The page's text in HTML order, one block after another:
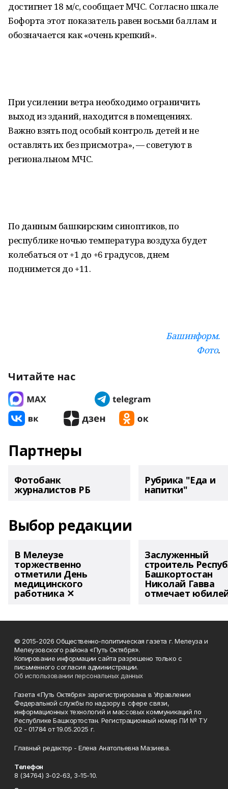
достигнет 18 м/с, сообщает МЧС. Согласно шкале
Бофорта этот показатель равен восьми баллам и
обозначается как «очень крепкий».
При усилении ветра необходимо ограничить
выход из зданий, находится в помещениях.
Важно взять под особый контроль детей и не
оставлять их без присмотра», — советуют в
региональном МЧС.
По данным башкирским синоптиков, по
республике ночью температура воздуха будет
колебаться от +1 до +6 градусов, днем
поднимется до +11.
Башинформ.
Фото.
Читайте нас
Партнеры
Фотобанк
журналистов РБ
Рубрика "Еда и
напитки"
Выбор редакции
В Мелеузе
торжественно
отметили День
медицинского
работника ✕
Заслуженный
строитель
Башкортостан
Николай Гавва
отмечает
© 2015-2026 Общественно-политическая газета г. Мелеуза и
Мелеузовского района «Путь Октября».
Копирование информации сайта разрешено только с
письменного согласия администрации.
Об использовании персональных данных
Газета «Путь Октября» зарегистрирована в Управлении
Федеральной службы по надзору в сфере связи,
информационных технологий и массовых коммуникаций по
Республике Башкортостан. Регистрационный номер ПИ № ТУ
02 - 01784 от 19.05.2025 г.
Главный редактор - Елена Анатольевна Мазиева.
Телефон
8 (34764) 3-02-63, 3-15-10.